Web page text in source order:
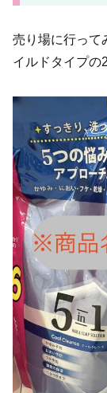
売り場に行って
イルドタイプの